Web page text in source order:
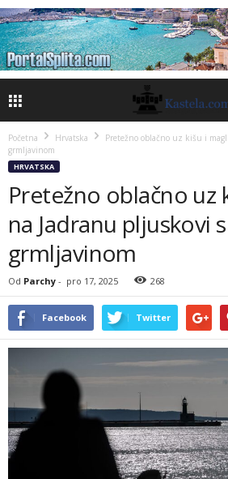
Početna Hrvatska
Pretežno oblačno uz kišu i
grmljavinom
HRVATSKA
Pretežno oblačno uz
na Jadranu pljuskovi s
grmljavinom
Od Parchy - pro 17, 2025 268
Facebook Twitter